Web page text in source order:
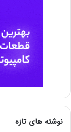
نوشته های تازه